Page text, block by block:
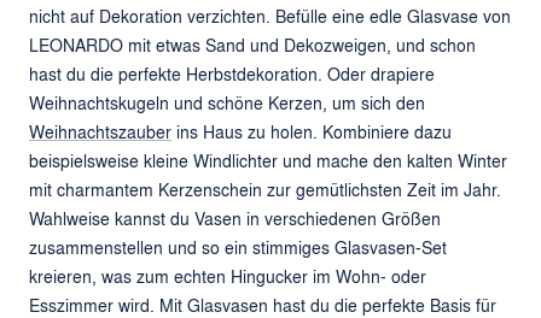
nicht auf Dekoration verzichten. Befülle eine edle Glasvase von
LEONARDO mit etwas Sand und Dekozweigen, und schon
hast du die perfekte Herbstdekoration. Oder drapiere
Weihnachtskugeln und schöne Kerzen, um sich den
Weihnachtszauber ins Haus zu holen. Kombiniere dazu
beispielsweise kleine Windlichter und mache den kalten Winter
mit charmantem Kerzenschein zur gemütlichsten Zeit im Jahr.
Wahlweise kannst du Vasen in verschiedenen Größen
zusammenstellen und so ein stimmiges Glasvasen-Set
kreieren, was zum echten Hingucker im Wohn- oder
Esszimmer wird. Mit Glasvasen hast du die perfekte Basis für